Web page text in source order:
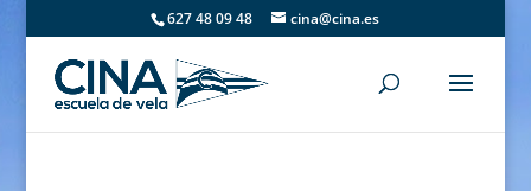
627 48 09 48 cina@cina.es